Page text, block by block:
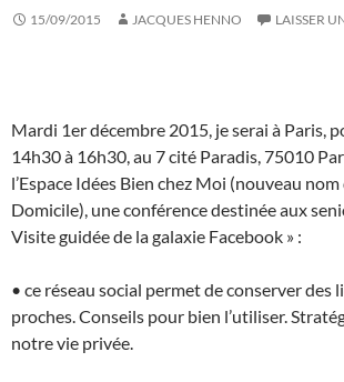
15/09/2015 JACQUES HENNO LAISSER
Mardi 1er décembre 2015, je serai à Paris,
14h30 à 16h30, au 7 cité Paradis, 75010
l’Espace Idées Bien chez Moi (nouveau
Domicile), une conférence destinée aux
Visite guidée de la galaxie Facebook » :
• ce réseau social permet de conserver des
proches. Conseils pour bien l’utiliser.
notre vie privée.